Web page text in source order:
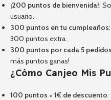
¡200 puntos de bienvenida!:
usuario.
300 puntos en tu cumpleaños
300 puntos extra.
300 puntos por cada 5 pedidos
más puntos ganas!
¿Cómo Canjeo Mis
100 puntos = 1€ de descuento: